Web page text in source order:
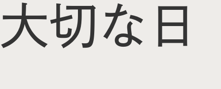
大切な日